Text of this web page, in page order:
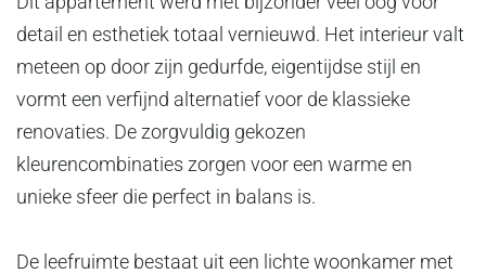
detail en esthetiek totaal vernieuwd. Het interieur valt
meteen op door zijn gedurfde, eigentijdse stijl en
vormt een verfijnd alternatief voor de klassieke
renovaties. De zorgvuldig gekozen
kleurencombinaties zorgen voor een warme en
unieke sfeer die perfect in balans is.
De leefruimte bestaat uit een lichte woonkamer met